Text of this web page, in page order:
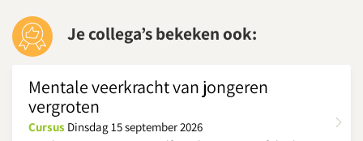
Je collega’s bekeken ook:
Mentale veerkracht van jongeren
vergroten
Cursus Dinsdag 15 september 2026